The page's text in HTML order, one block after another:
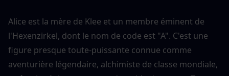
Alice est la mère de Klee et un membre éminent de
l'Hexenzirkel, dont le nom de code est "A". C'est une
figure presque toute-puissante connue comme
aventurière légendaire, alchimiste de classe mondiale,